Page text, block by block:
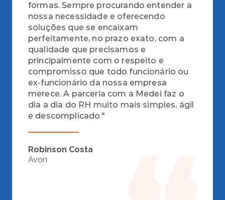
formas. Sempre procurando entender a
nossa necessidade e oferecendo
soluções que se encaixam
perfeitamente, no prazo exato, com a
qualidade que precisamos e
principalmente com o respeito e
compromisso que todo funcionário ou
ex-funcionário da nossa empresa
merece. A parceria com a Medei faz o
dia a dia do RH muito mais simples, ágil
e descomplicado."
Robinson Costa
Avon